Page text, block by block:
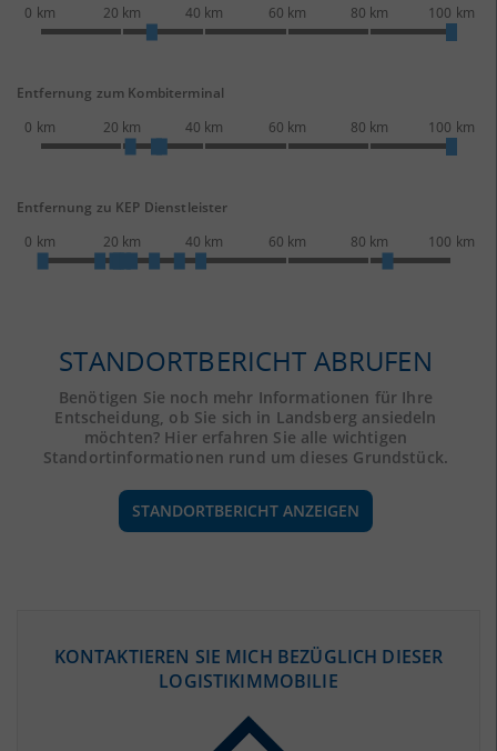
0 km
20 km 40 km 60 km 80 km 100 km
Entfernung zum Kombiterminal
0 km
20 km 40 km 60 km 80 km 100 km
Entfernung zu KEP Dienstleister
0 km
20 km 40 km 60 km 80 km 100 km
STANDORTBERICHT ABRUFEN
Benötigen Sie noch mehr Informationen für Ihre
Entscheidung, ob Sie sich in Landsberg ansiedeln
möchten? Hier erfahren Sie alle wichtigen
Standortinformationen rund um dieses Grundstück.
STANDORTBERICHT ANZEIGEN
(STAND: 12/2019)
KONTAKTIEREN SIE MICH BEZÜGLICH DIESER
LOGISTIKIMMOBILIE